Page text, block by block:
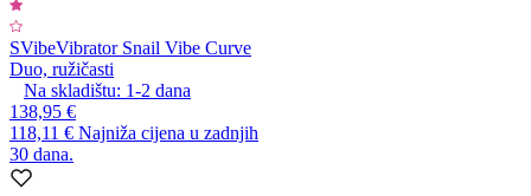
SVibeVibrator Snail Vibe Curve
Duo, ružičasti
Na skladištu: 1-2 dana
138,95 €
118,11 € Najniža cijena u zadnjih
30 dana.